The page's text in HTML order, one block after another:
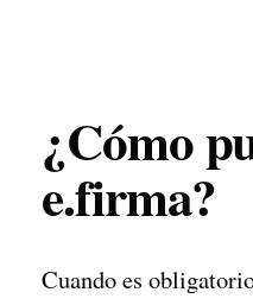
¿Cómo
e.firma?
Cuando es